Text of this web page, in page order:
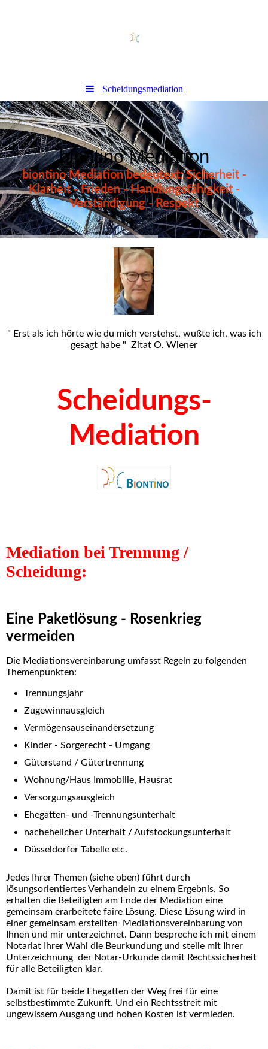
Scheidungsmediation
biontino Mediation
biontino Mediation bedeutext: Sicherheit -
Klarheit - Frieden - Handlungsfähigkeit -
Verständigung - Respekt
" Erst als ich hörte wie du mich verstehst, wußte ich, was ich
gesagt habe " Zitat O. Wiener
Scheidungs-
Mediation
Mediation bei Trennung /
Scheidung:
Eine Paketlösung - Rosenkrieg
vermeiden
Die Mediationsvereinbarung umfasst Regeln zu folgenden
Themenpunkten:
Trennungsjahr
Zugewinnausgleich
Vermögensauseinandersetzung
Kinder - Sorgerecht - Umgang
Güterstand / Gütertrennung
Wohnung/Haus Immobilie, Hausrat
Versorgungsausgleich
Ehegatten- und -Trennungsunterhalt
nachehelicher Unterhalt / Aufstockungsunterhalt
Düsseldorfer Tabelle etc.
Jedes Ihrer Themen (siehe oben) führt durch
lösungsorientiertes Verhandeln zu einem Ergebnis. So
erhalten die Beteiligten am Ende der Mediation eine
gemeinsam erarbeitete faire Lösung. Diese Lösung wird in
einer gemeinsam erstellten Mediationsvereinbarung von
Ihnen und mir unterzeichnet. Dann bespreche ich mit einem
Notariat Ihrer Wahl die Beurkundung und stelle mit Ihrer
Unterzeichnung der Notar-Urkunde damit Rechtssicherheit
für alle Beteiligten klar.
Damit ist für beide Ehegatten der Weg frei für eine
selbstbestimmte Zukunft. Und ein Rechtsstreit mit
ungewissem Ausgang und hohen Kosten ist vermieden.